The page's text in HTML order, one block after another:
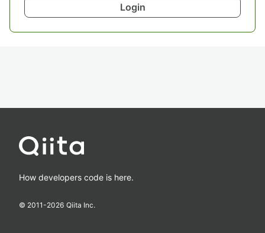
Login
How developers code is here.
© 2011-2026 Qiita Inc.